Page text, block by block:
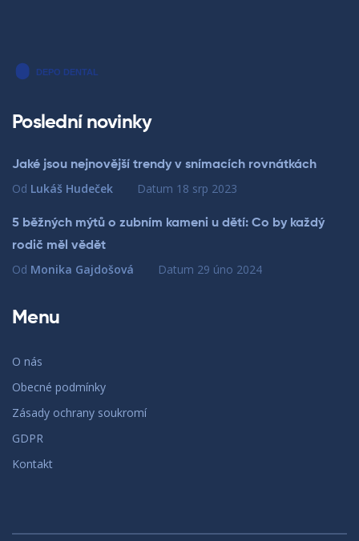
Poslední novinky
Jaké jsou nejnovější trendy v snímacích rovnátkách
Od Lukáš Hudeček Datum 18 srp 2023
5 běžných mýtů o zubním kameni u dětí: Co by každý
rodič měl vědět
Od Monika Gajdošová Datum 29 úno 2024
Menu
O nás
Obecné podmínky
Zásady ochrany soukromí
GDPR
Kontakt